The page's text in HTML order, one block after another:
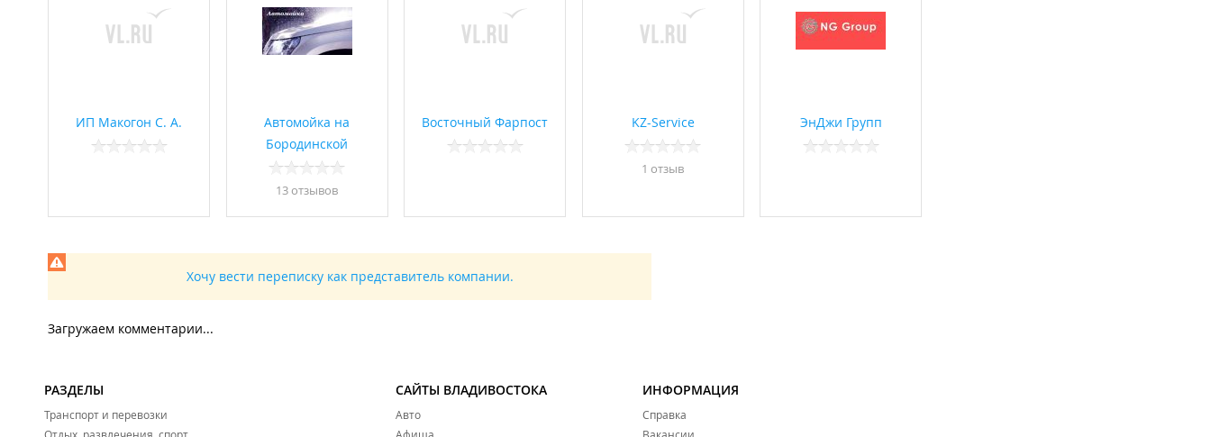
ИП Макогон С. А.
Автомойка на
Бородинской
13 отзывов
Восточный Фарпост KZ-Service
1 отзыв
ЭнДжи Групп
Хочу вести переписку как представитель компании.
Загружаем комментарии...
РАЗДЕЛЫ
Транспорт и перевозки
САЙТЫ ВЛАДИВОСТОКА
Авто
ИНФОРМАЦИЯ
Справка